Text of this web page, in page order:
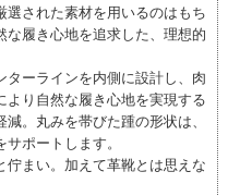
選された素材を用いるのはもち
な履き心地を追求した、理想的
ターラインを内側に設計し、肉
より自然な履き心地を実現する
。丸みを帯びた踵の形状は、
ポートします。
佇まい。加えて革靴とは思えな